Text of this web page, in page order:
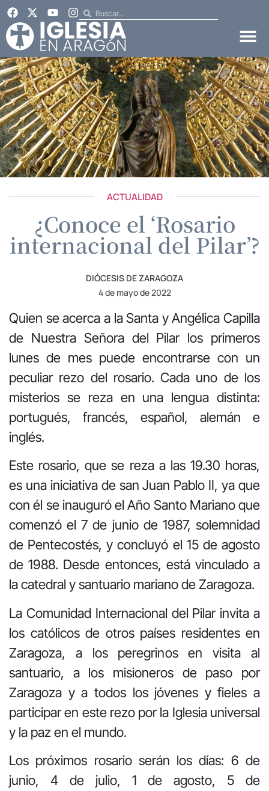
ACTUALIDAD
¿Conoce el ‘Rosario
internacional del Pilar’?
DIÓCESIS DE ZARAGOZA
4 de mayo de 2022
Quien se acerca a la Santa y Angélica Capilla
de Nuestra Señora del Pilar los primeros
lunes de mes puede encontrarse con un
peculiar rezo del rosario. Cada uno de los
misterios se reza en una lengua distinta:
portugués, francés, español, alemán e
inglés.
Este rosario, que se reza a las 19.30 horas,
es una iniciativa de san Juan Pablo II, ya que
con él se inauguró el Año Santo Mariano que
comenzó el 7 de junio de 1987, solemnidad
de Pentecostés, y concluyó el 15 de agosto
de 1988. Desde entonces, está vinculado a
la catedral y santuario mariano de Zaragoza.
La Comunidad Internacional del Pilar invita a
los católicos de otros países residentes en
Zaragoza, a los peregrinos en visita al
santuario, a los misioneros de paso por
Zaragoza y a todos los jóvenes y fieles a
participar en este rezo por la Iglesia universal
y la paz en el mundo.
Los próximos rosario serán los días: 6 de
junio, 4 de julio, 1 de agosto, 5 de